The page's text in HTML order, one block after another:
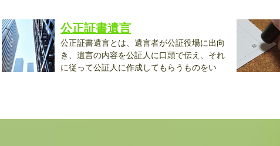
公正証書遺言
公正証書遺言とは、遺言者が公証役場に出向
き、遺言の内容を公証人に口頭で伝え、それ
に従って公証人に作成してもらうものをい